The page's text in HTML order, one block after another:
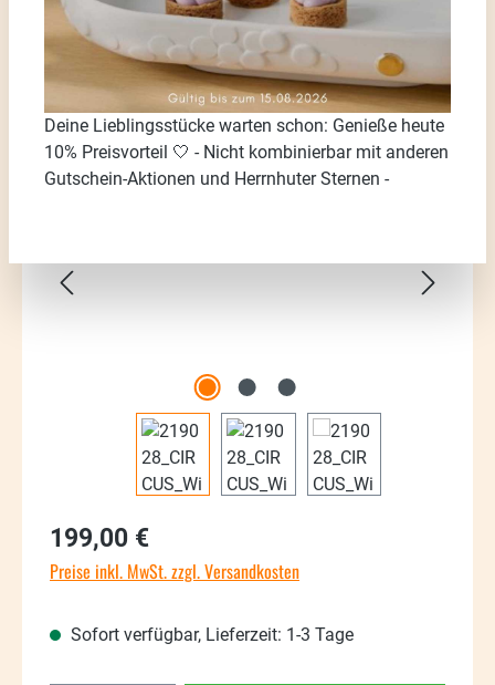
Bildergalerie überspringen
Regulärer Preis:
199,00 €
Preise inkl. MwSt. zzgl. Versandkosten
Sofort verfügbar, Lieferzeit: 1-3 Tage
Deine Lieblingsstücke warten schon: Genieße heute
10% Preisvorteil 🤍 - Nicht kombinierbar mit anderen
Gutschein-Aktionen und Herrnhuter Sternen -